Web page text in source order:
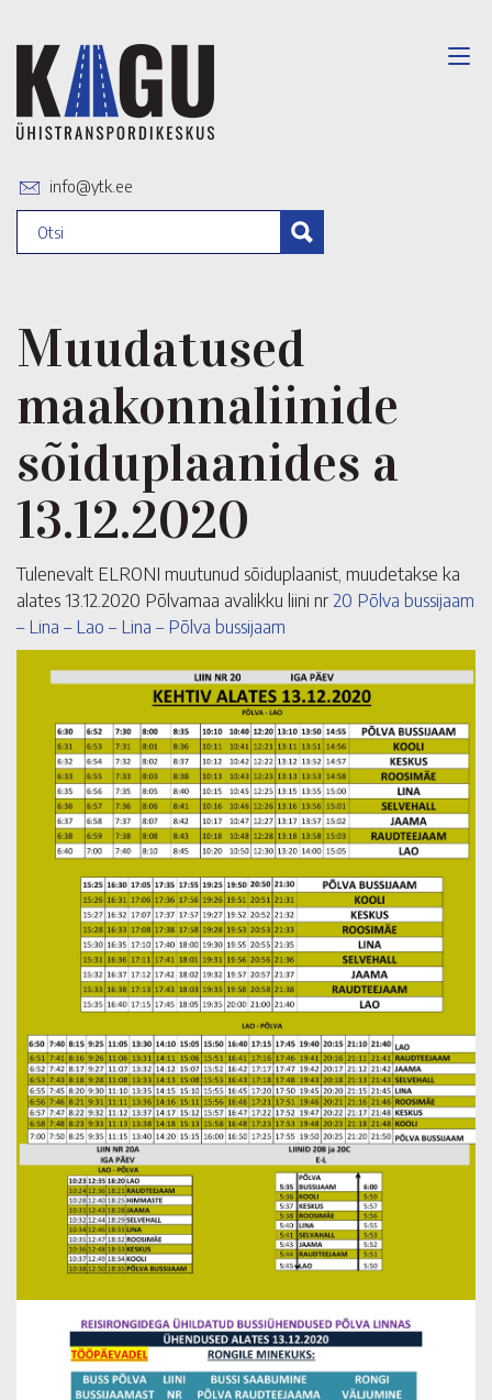
info@ytk.ee
Muudatused
maakonnaliinide
sõiduplaanides a
13.12.2020
Tulenevalt ELRONI muutunud sõiduplaanist, muudetakse ka
alates 13.12.2020 Põlvamaa avalikku liini nr20 Põlva bussijaam
– Lina – Lao – Lina – Põlva bussijaam